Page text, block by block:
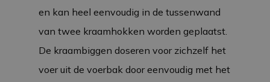
en kan heel eenvoudig in de tussenwand
van twee kraamhokken worden geplaatst.
De kraambiggen doseren voor zichzelf het
voer uit de voerbak door eenvoudig met het